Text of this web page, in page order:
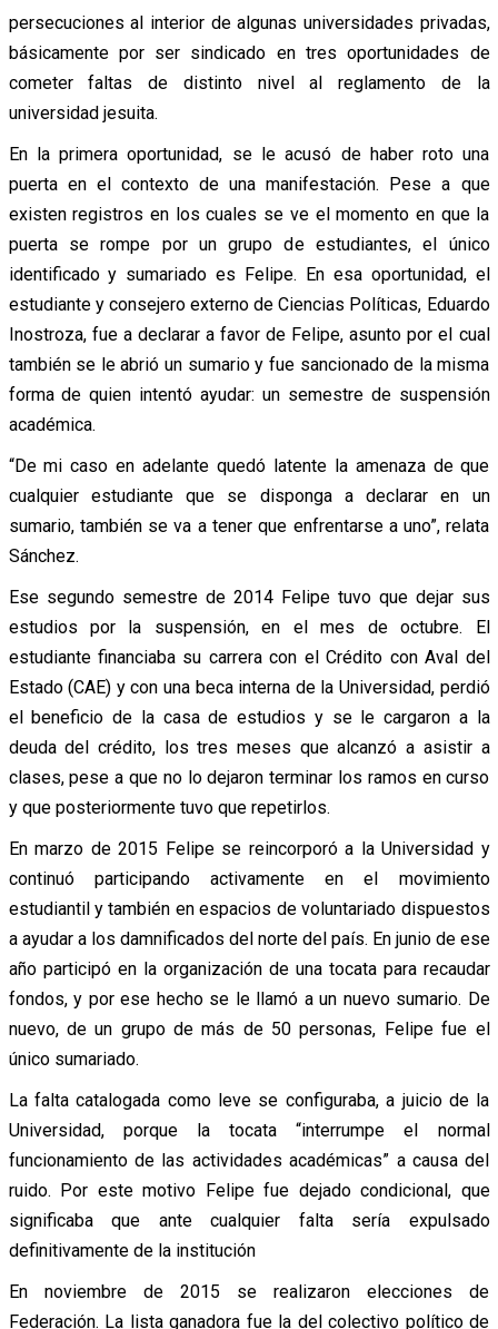
persecuciones al interior de algunas universidades privadas,
básicamente por ser sindicado en tres oportunidades de
cometer faltas de distinto nivel al reglamento de la
universidad jesuita.
En la primera oportunidad, se le acusó de haber roto una
puerta en el contexto de una manifestación. Pese a que
existen registros en los cuales se ve el momento en que la
puerta se rompe por un grupo de estudiantes, el único
identificado y sumariado es Felipe. En esa oportunidad, el
estudiante y consejero externo de Ciencias Políticas, Eduardo
Inostroza, fue a declarar a favor de Felipe, asunto por el cual
también se le abrió un sumario y fue sancionado de la misma
forma de quien intentó ayudar: un semestre de suspensión
académica.
“De mi caso en adelante quedó latente la amenaza de que
cualquier estudiante que se disponga a declarar en un
sumario, también se va a tener que enfrentarse a uno”, relata
Sánchez.
Ese segundo semestre de 2014 Felipe tuvo que dejar sus
estudios por la suspensión, en el mes de octubre. El
estudiante financiaba su carrera con el Crédito con Aval del
Estado (CAE) y con una beca interna de la Universidad, perdió
el beneficio de la casa de estudios y se le cargaron a la
deuda del crédito, los tres meses que alcanzó a asistir a
clases, pese a que no lo dejaron terminar los ramos en curso
y que posteriormente tuvo que repetirlos.
En marzo de 2015 Felipe se reincorporó a la Universidad y
continuó participando activamente en el movimiento
estudiantil y también en espacios de voluntariado dispuestos
a ayudar a los damnificados del norte del país. En junio de ese
año participó en la organización de una tocata para recaudar
fondos, y por ese hecho se le llamó a un nuevo sumario. De
nuevo, de un grupo de más de 50 personas, Felipe fue el
único sumariado.
La falta catalogada como leve se configuraba, a juicio de la
Universidad, porque la tocata “interrumpe el normal
funcionamiento de las actividades académicas” a causa del
ruido. Por este motivo Felipe fue dejado condicional, que
significaba que ante cualquier falta sería expulsado
definitivamente de la institución
En noviembre de 2015 se realizaron elecciones de
Federación. La lista ganadora fue la del colectivo político de